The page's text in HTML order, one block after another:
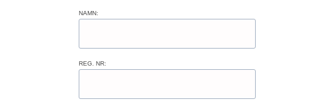
NAMN:
REG. NR: